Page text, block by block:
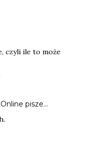
czyli ile to może
pisze…